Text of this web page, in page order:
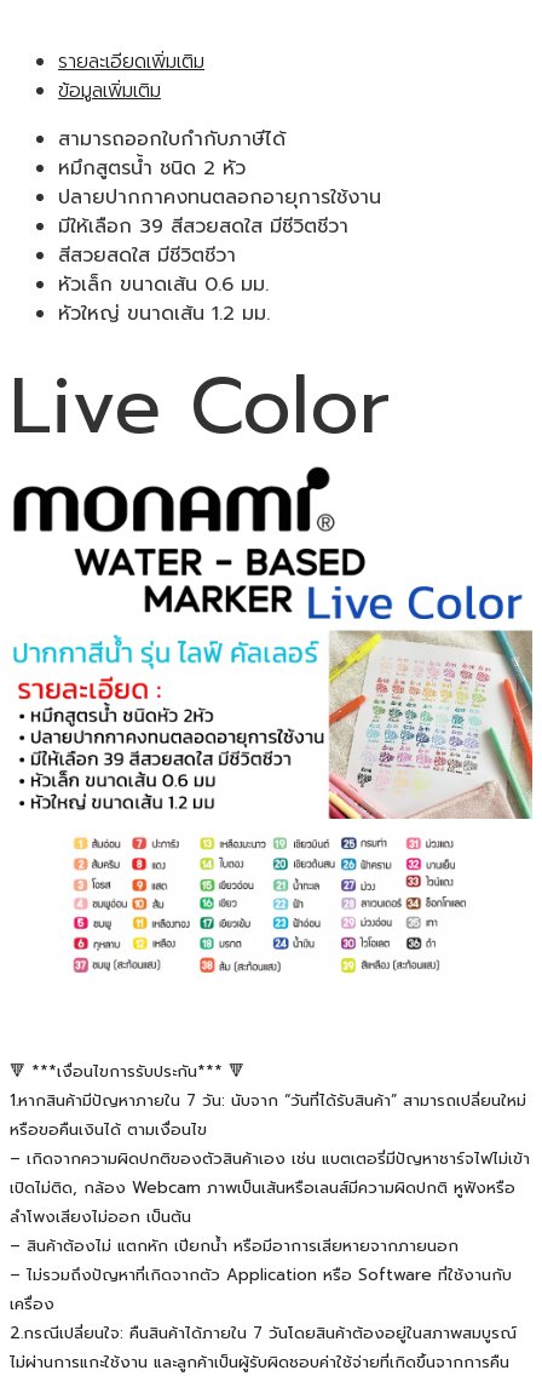
Deep
Orange
น้ำ
ชนิด
หัว
แสด
แท้
รายละเอียดเพิ่มเติม
ข้อมูลเพิ่มเติม
สามารถออกใบกำกับภาษีได้
หมึกสูตรน้ำ ชนิด 2 หัว
ปลายปากกาคงทนตลอกอายุการใช้งาน
มีให้เลือก 39 สีสวยสดใส มีชีวิตชีวา
สีสวยสดใส มีชีวิตชีวา
หัวเล็ก ขนาดเส้น 0.6 มม.
หัวใหญ่ ขนาดเส้น 1.2 มม.
Live Color
🔻 ***เงื่อนไขการรับประกัน*** 🔻
1.หากสินค้ามีปัญหาภายใน 7 วัน: นับจาก “วันที่ได้รับสินค้า” สามารถเปลี่ยนใหม่
หรือขอคืนเงินได้ ตามเงื่อนไข
– เกิดจากความผิดปกติของตัวสินค้าเอง เช่น แบตเตอรี่มีปัญหาชาร์จไฟไม่เข้า
เปิดไม่ติด, กล้อง Webcam ภาพเป็นเส้นหรือเลนส์มีความผิดปกติ หูฟังหรือ
ลำโพงเสียงไม่ออก เป็นต้น
– สินค้าต้องไม่ แตกหัก เปียกน้ำ หรือมีอาการเสียหายจากภายนอก
– ไม่รวมถึงปัญหาที่เกิดจากตัว Application หรือ Software ที่ใช้งานกับ
เครื่อง
2.กรณีเปลี่ยนใจ: คืนสินค้าได้ภายใน 7 วันโดยสินค้าต้องอยู่ในสภาพสมบูรณ์
ไม่ผ่านการแกะใช้งาน และลูกค้าเป็นผู้รับผิดชอบค่าใช้จ่ายที่เกิดขึ้นจากการคืน